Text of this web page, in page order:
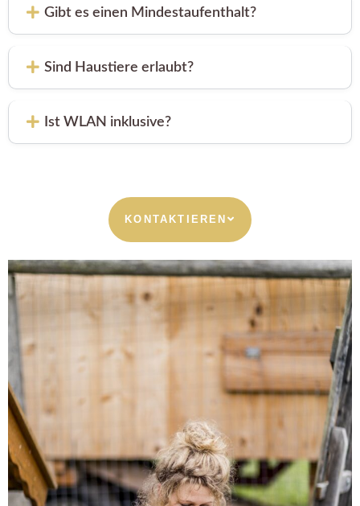
Gibt es einen Mindestaufenthalt?
Sind Haustiere erlaubt?
Ist WLAN inklusive?
KONTAKTIEREN